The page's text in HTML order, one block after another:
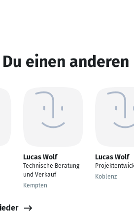
einen anderen
Lucas Wolf
Technische Beratung
und Verkauf
Kempten
Lucas Wolf
Koblenz